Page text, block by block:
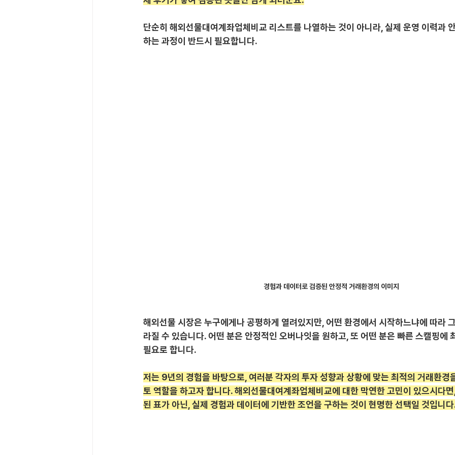
단순히 해외선물대여계좌업체비교 리스트를 나열하는 것이 아니라, 실제 운영 이력과
하는 과정이 반드시 필요합니다.
경험과 데이터로 검증된 안정적 거래환경의 이미지
해외선물 시장은 누구에게나 공평하게 열려있지만, 어떤 환경에서 시작하느냐에 따라
라질 수 있습니다. 어떤 분은 안정적인 오버나잇을 원하고, 또 어떤 분은 빠른 스캘핑에
필요로 합니다.
저는 9년의 경험을 바탕으로, 여러분 각자의 투자 성향과 상황에 맞는 최적의 거래환경
토 역할을 하고자 합니다. 해외선물대여계좌업체비교에 대한 막연한 고민이 있으시다
된 표가 아닌, 실제 경험과 데이터에 기반한 조언을 구하는 것이 현명한 선택일 것입니